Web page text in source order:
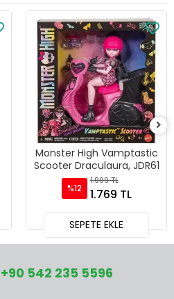
Monster High Vamptastic
Scooter Draculaura, JDR61
%12
1.999 TL
1.769 TL
SEPETE EKLE
+90 542 235 5596